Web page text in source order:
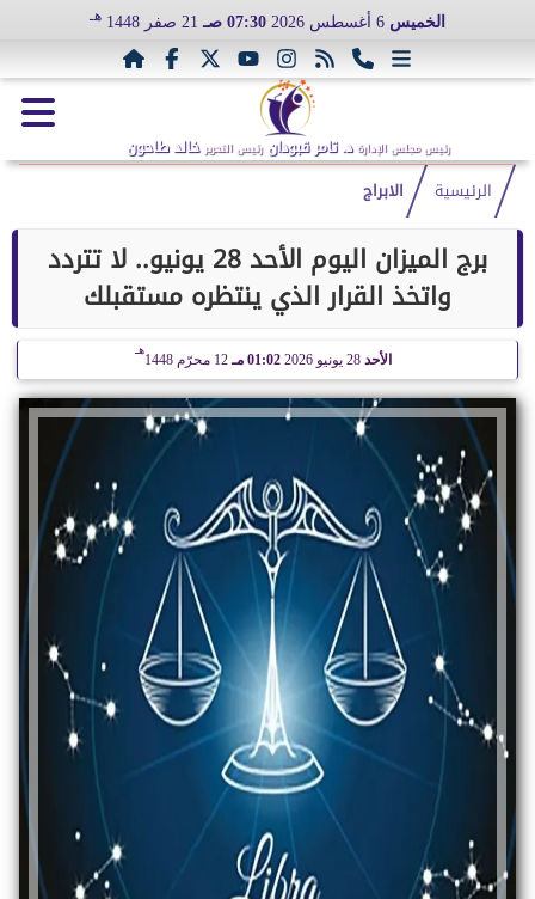
الخميس 07:30 صـ 21 صفر 1448 هـ
رئيس مجلس الإدارة د. تامر قبودان رئيس التحرير خالد طاحون
الرئيسية الابراج
برج الميزان اليوم الأحد 28 يونيو.. لا تتردد
واتخذ القرار الذي ينتظره مستقبلك
الأحد 28 يونيو 2026 01:02 مـ 12 محرّم 1448
هـ